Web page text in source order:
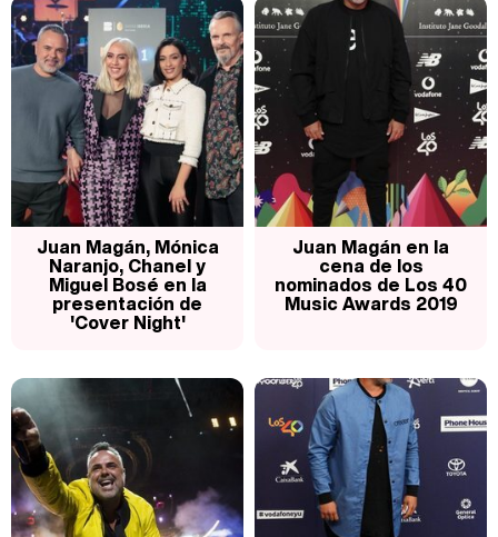
Manu Baqueiro: "Tuve como referente a Bruce Willis en 'Luz de Luna' para mi trabajo en la serie 'Perdiendo el juicio'"
Magdalena de Suecia responde a las críticas y explica por qué le han permitido lanzar su propio negocio
Juan Magán, Mónica
Naranjo, Chanel y
Miguel Bosé en la
presentación de
'Cover Night'
Juan Magán en la
cena de los
nominados de Los 40
Music Awards 2019